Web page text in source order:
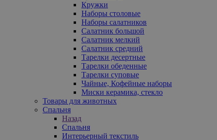
Кружки
Наборы столовые
Наборы салатников
Салатник большой
Салатник мелкий
Салатник средний
Тарелки десертные
Тарелки обеденные
Тарелки суповые
Чайные, Кофейные наборы
Миски керамика, стекло
Товары для животных
Спальня
Назад
Спальня
Интерьерный текстиль